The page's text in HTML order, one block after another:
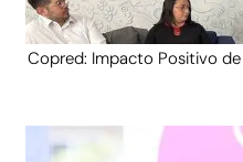
Copred: Impacto Positivo